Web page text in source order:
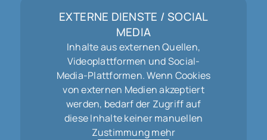
EXTERNE DIENSTE / SOCIAL
MEDIA
Inhalte aus externen Quellen,
Videoplattformen und Social-
Media-Plattformen. Wenn Cookies
von externen Medien akzeptiert
werden, bedarf der Zugriff auf
diese Inhalte keiner manuellen
Zustimmung mehr